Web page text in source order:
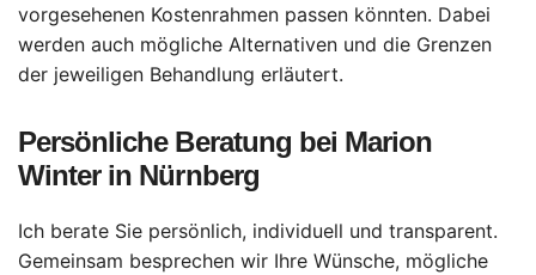
vorgesehenen Kostenrahmen passen könnten. Dabei
werden auch mögliche Alternativen und die Grenzen
der jeweiligen Behandlung erläutert.
Persönliche Beratung bei Marion
Winter in Nürnberg
Ich berate Sie persönlich, individuell und transparent.
Gemeinsam besprechen wir Ihre Wünsche, mögliche